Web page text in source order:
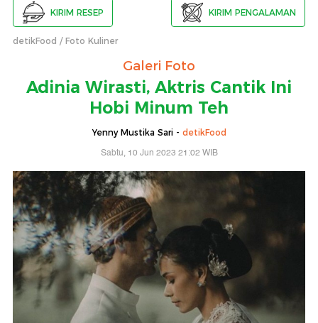
KIRIM RESEP KIRIM PENGALAMAN
detikFood Foto Kuliner
Galeri Foto
Adinia Wirasti, Aktris Cantik Ini
Hobi Minum Teh
Yenny Mustika Sari - detikFood
Sabtu, 10 Jun 2023 21:02 WIB